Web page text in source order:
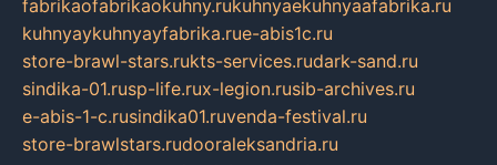
fabrikaofabrikaokuhny.rukuhnyaekuhnyaafabrika.ru
kuhnyaykuhnyayfabrika.rue-abis1c.ru
store-brawl-stars.rukts-services.rudark-sand.ru
sindika-01.rusp-life.rux-legion.rusib-archives.ru
e-abis-1-c.rusindika01.ruvenda-festival.ru
store-brawlstars.rudooraleksandria.ru